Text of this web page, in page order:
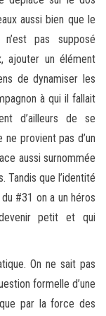
aussi bien que le
pas supposé
ajouter un élément
de dynamiser les
à qui il fallait
d’ailleurs de se
provient pas d’un
aussi surnommée
Tandis que l’identité
#31 on a un héros
petit et qui
On ne sait pas
formelle d’une
par la force des